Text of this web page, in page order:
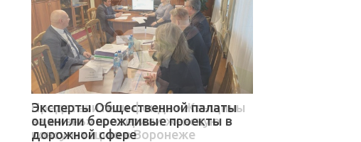
Эксперты Общественной палаты
оценили бережливые проекты в
дорожной сфере